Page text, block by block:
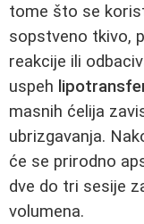
tome što se
sopstveno tkivo,
reakcije ili
uspeh
masnih ćelija
ubrizgavanja.
će se prirodno
dve do tri sesije
volumena.